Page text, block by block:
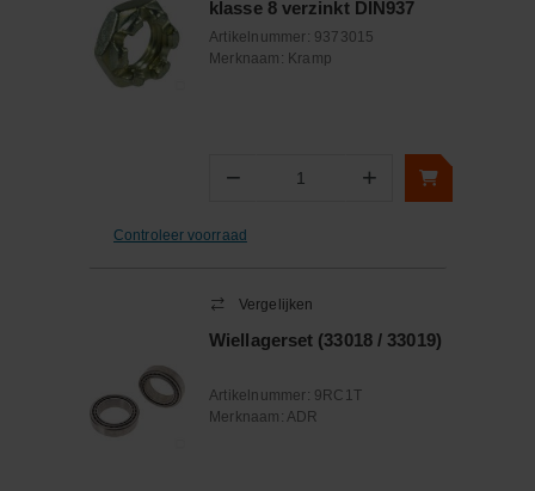
klasse 8 verzinkt DIN937
Artikelnummer: 9373015
Merknaam: Kramp
− Aantal +
Controleer voorraad
Vergelijken
Wiellagerset (33018 / 33019)
Artikelnummer: 9RC1T
Merknaam: ADR